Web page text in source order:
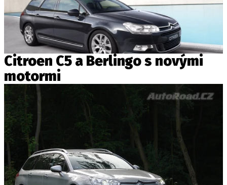
Citroen C5 a Berlingo s novými
motormi